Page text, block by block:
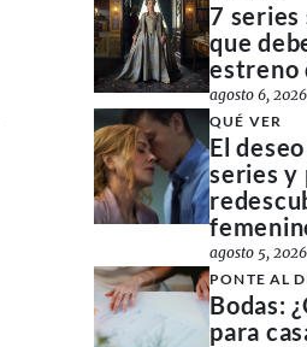
7 series
que
estreno
agosto 6,
QUÉ VER
El
series y
agosto 5,
PONTE AL
Bodas:
para